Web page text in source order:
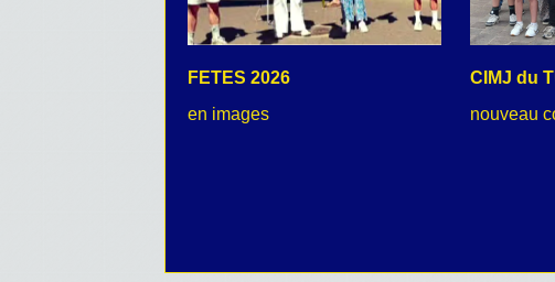
FETES 2026
en images
CIMJ du
nouveau